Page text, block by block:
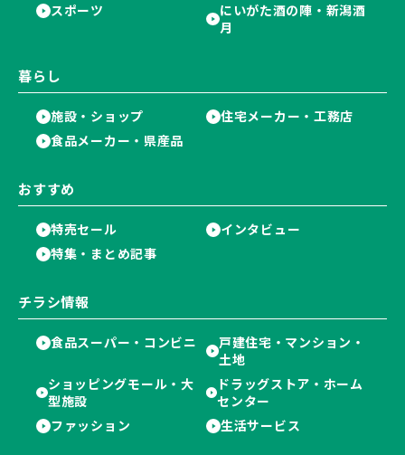
スポーツ
にいがた酒の陣・新潟酒
月
暮らし
施設・ショップ
住宅メーカー・工務店
食品メーカー・県産品
おすすめ
特売セール
インタビュー
特集・まとめ記事
チラシ情報
食品スーパー・コンビニ
戸建住宅・マンション・
土地
ショッピングモール・大
型施設
ドラッグストア・ホーム
センター
ファッション
生活サービス